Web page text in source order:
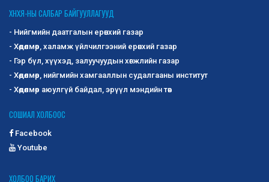
ХНХЯ-НЫ САЛБАР БАЙГУУЛЛАГУУД
- Нийгмийн даатгалын ерөнхий газар
- Хөдөлмөр, халамж үйлчилгээний ерөнхий газар
- Гэр бүл, хүүхэд, залуучуудын хөгжлийн газар
- Хөдөлмөр, нийгмийн хамгааллын судалгааны институт
- Хөдөлмөр аюулгүй байдал, эрүүл мэндийн төв
СОШИАЛ ХОЛБООС
Facebook
Youtube
ХОЛБОО БАРИХ